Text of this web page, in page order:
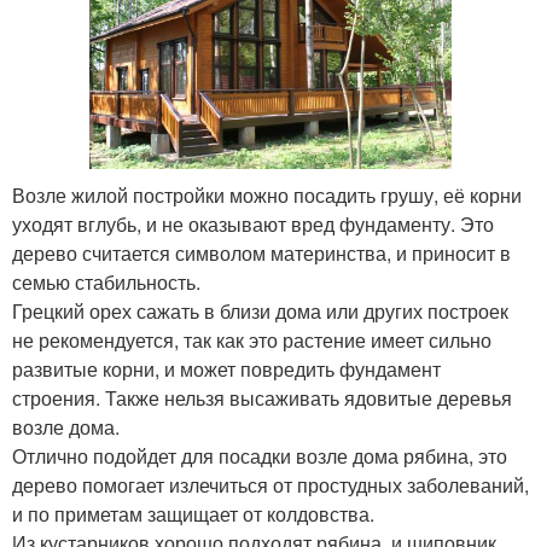
Возле жилой постройки можно посадить грушу, её корни
уходят вглубь, и не оказывают вред фундаменту. Это
дерево считается символом материнства, и приносит в
семью стабильность.
Грецкий орех сажать в близи дома или других построек
не рекомендуется, так как это растение имеет сильно
развитые корни, и может повредить фундамент
строения. Также нельзя высаживать ядовитые деревья
возле дома.
Отлично подойдет для посадки возле дома рябина, это
дерево помогает излечиться от простудных заболеваний,
и по приметам защищает от колдовства.